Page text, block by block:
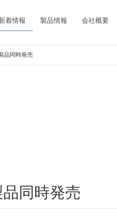
着情報 製品情報 会社概要
品同時発売
品同時発売